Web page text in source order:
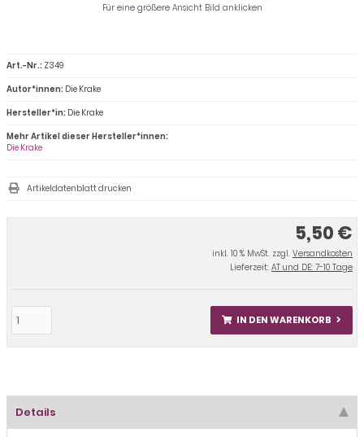
Für eine größere Ansicht Bild anklicken
5,50 €
inkl. 10 % MwSt. zzgl. Versandkosten
Lieferzeit: AT und DE: 7-10 Tage
IN DEN WARENKORB
Art.-Nr.: Z349
Autor*innen: Die Krake
Hersteller*in: Die Krake
Mehr Artikel dieser Hersteller*innen:
Die Krake
Artikeldatenblatt drucken
Details